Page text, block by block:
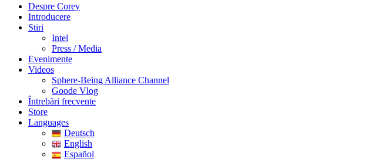
Despre Corey
Introducere
Stiri
Intel
Press / Media
Evenimente
Videos
Sphere-Being Alliance Channel
Goode Vlog
Întrebări frecvente
Store
Languages
Deutsch
English
Español